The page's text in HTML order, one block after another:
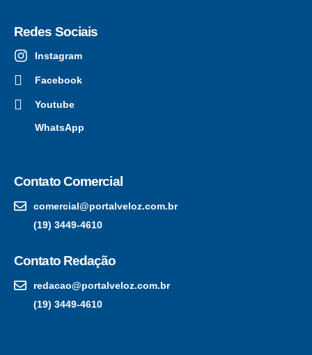
Redes Sociais
Instagram
Facebook
Youtube
WhatsApp
Contato Comercial
comercial@portalveloz.com.br
(19) 3449-4610
Contato Redação
redacao@portalveloz.com.br
(19) 3449-4610